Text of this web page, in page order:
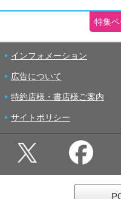
特集
インフォメーション
広告について
特約店様・書店様ご案内
サイトポリシー